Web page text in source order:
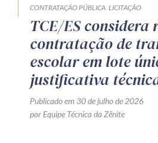
CONTRATAÇÃO PÚBLICA LICITAÇÃO
TCE/ES considera
contratação de
escolar em lote
justificativa
Publicado em 30 de julho de 2026
por Equipe Técnica da Zênite